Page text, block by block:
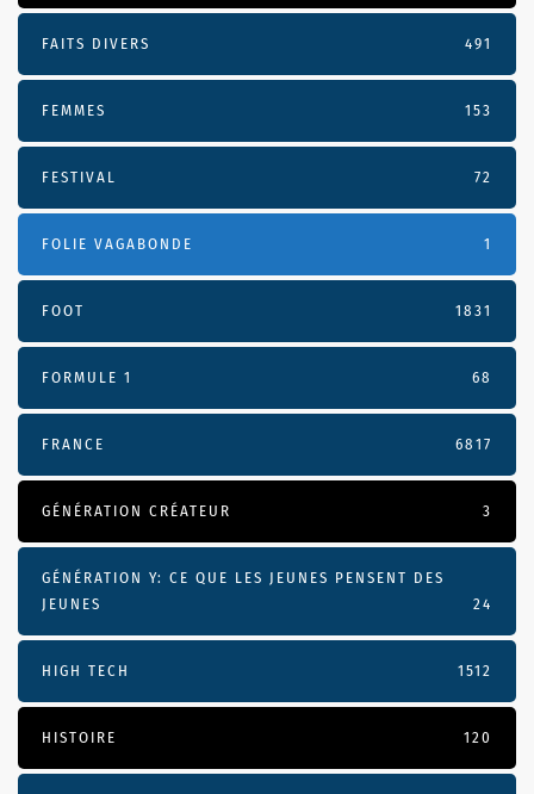
FAITS DIVERS 491
FEMMES 153
FESTIVAL 72
FOLIE VAGABONDE 1
FOOT 1831
FORMULE 1 68
FRANCE 6817
GÉNÉRATION CRÉATEUR 3
GÉNÉRATION Y: CE QUE LES JEUNES PENSENT DES
JEUNES
24
HIGH TECH 1512
HISTOIRE 120